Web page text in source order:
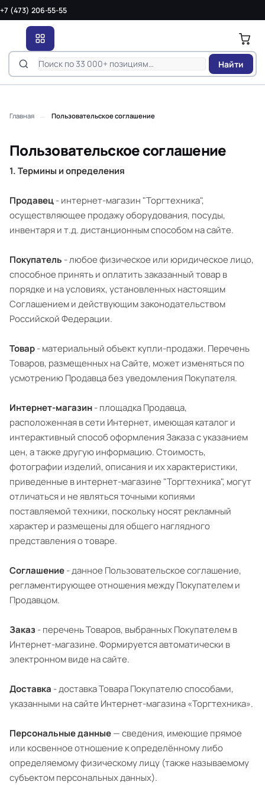
+7 (473) 206-55-55
Найти
Главная Пользовательское соглашение
Пользовательское соглашение
1. Термины и определения
Продавец- интернет-магазин "Торгтехника",
осуществляющее продажу оборудования, посуды,
инвентаря и т.д. дистанционным способом на сайте.
Покупатель - любое физическое или юридическое лицо,
способное принять и оплатить заказанный товар в
порядке и на условиях, установленных настоящим
Соглашением и действующим законодательством
Российской Федерации.
Товар- материальный объект купли-продажи. Перечень
Товаров, размещенных на Сайте, может изменяться по
усмотрению Продавца без уведомления Покупателя.
Интернет-магазин- площадка Продавца,
расположенная в сети Интернет, имеющая каталог и
интерактивный способ оформления Заказа с указанием
цен, а также другую информацию. Стоимость,
фотографии изделий, описания и их характеристики,
приведенные в интернет-магазине "Торгтехника", могут
отличаться и не являться точными копиями
поставляемой техники, поскольку носят рекламный
характер и размещены для общего наглядного
представления о товаре.
Соглашение- данное Пользовательское соглашение,
регламентирующее отношения между Покупателем и
Продавцом.
Заказ- перечень Товаров, выбранных Покупателем в
Интернет-магазине. Формируется автоматически в
электронном виде на сайте.
Доставка - доставка Товара Покупателю способами,
указанными на сайте Интернет-магазина «Торгтехника».
Персональные данные— сведения, имеющие прямое
или косвенное отношение к определённому либо
определяемому физическому лицу (также называемому
субъектом персональных данных).